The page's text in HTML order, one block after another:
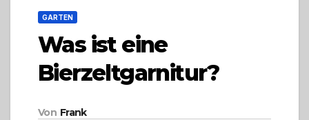
GARTEN
Was ist eine
Bierzeltgarnitur?
Von Frank